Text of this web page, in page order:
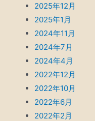
2025年12月
2025年1月
2024年11月
2024年7月
2024年4月
2022年12月
2022年10月
2022年6月
2022年2月